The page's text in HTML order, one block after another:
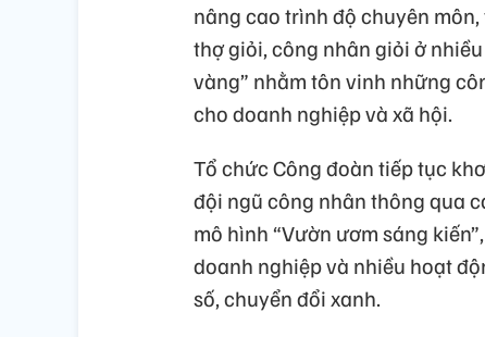
nâng cao trình độ chuyên
thợ giỏi, công nhân giỏi ở
vàng” nhằm tôn vinh những
cho doanh nghiệp và xã hội.
Tổ chức Công đoàn tiếp tục
đội ngũ công nhân thông qua
mô hình “Vườn ươm sáng
doanh nghiệp và nhiều hoạt
số, chuyển đổi xanh.